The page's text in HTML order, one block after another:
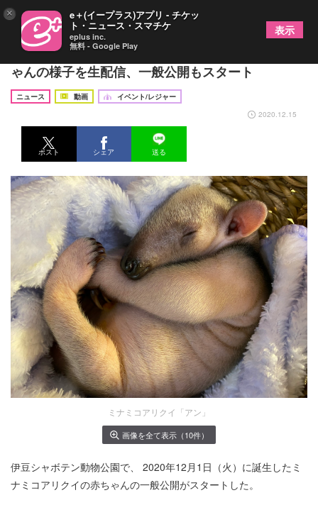
伊豆シャボテン動物公園でミナミコアリクイの赤ち
ゃんの様子を生配信、一般公開もスタート
ニュース 動画
イベント/レジャー
2020.12.15
ポスト シェア 送る
ミナミコアリクイ「アン」
画像を全て表示（10件）
伊豆シャボテン動物公園で、 2020年12月1日（火）に誕生したミ
ナミコアリクイの赤ちゃんの一般公開がスタートした。
× e＋(イープラス)アプリ - チケッ
ト・ニュース・スマチケ
eplus inc.
無料 - Google Play
表示